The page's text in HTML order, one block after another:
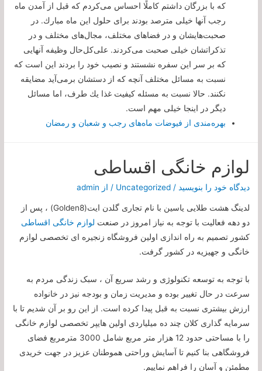
كه با بزرگان داشتم كاملًا احساس می‌كردم كه قبل از آمدن ماه
رجب آنها خیلی مترصد بودند برای حلول این ماه مبارك. در
صحبت‌هایشان و در فضاهای مختلف، مجال‌های مختلف و در
تذكراتشان خیلی صحبت می‌كردند. علی‌كل‌حال وظیفه آنهایی
كه بر سر این سفره نشستند و نصیب خود را بردند این است كه
نسبت به مسائل مختلف آنچه كه از دستشان برمی‌آید مضایقه
نكنند. حالا نسبت به مسئله كیفیت غذا یك طرف، اما مسائل
دیگر در اینجا خیلی مهم است.
بهره‌مندی از فیوضات ماه‌های رجب و شعبان و رمضان
لوازم خانگی اقساطی
دیدگاه‌ خود را بنویسید /
Uncategorized / از admin
لدینگ هشت طلایی یاسین با نام تجاری گلدن ایت(Golden8) ، پس از
دو دهه فعالیت با توجه به نیاز امروز در صنعت لوازم خانگی اقساطی
کشور تصمیم به راه اندازی اولین فروشگاه زنجیره ای تخصصی لوازم
خانگی و جهیزیه در کشور گرفت.
با توجه به توسعه تکنولوژی و رشد سریع آن ، سبک زندگی مردم به
سرعت در حال تغییر بوده و مدیریت زمان و بودجه نیز در خانواده
ارزش بیشتری نسبت به قبل پیدا کرده است. از این رو بر آن شدیم تا با
سرمایه گذاری کلان چند ده میلیاردی اولین هایپر تخصصی لوازم خانگی
را با مساحتی حدود 12 هزار متر مربع شامل 3000 مترمربع فضای
فروشگاهی بنا کنیم تا آسایش وراحتی هموطنان عزیز در جهت خریدی
مطمئن و آسان را فراهم نماییم.